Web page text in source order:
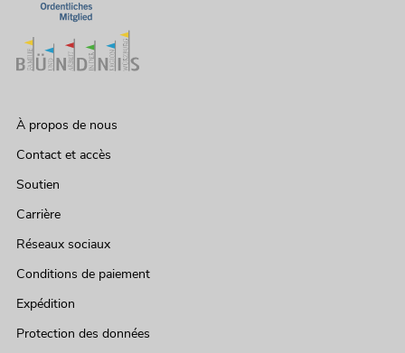
À propos de nous
Contact et accès
Soutien
Carrière
Réseaux sociaux
Conditions de paiement
Expédition
Protection des données